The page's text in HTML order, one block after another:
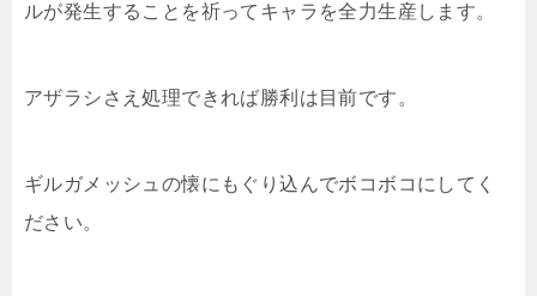
ルが発生することを祈ってキャラを全力生産します。
アザラシさえ処理できれば勝利は目前です。
ギルガメッシュの懐にもぐり込んでボコボコにしてく
ださい。